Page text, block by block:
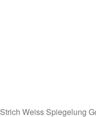
Strich Weiss Spiegelung